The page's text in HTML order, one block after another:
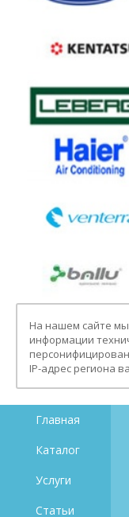
На нашем сайте мы
информации
IP-адрес региона
Главная
Каталог
Услуги
Статьи